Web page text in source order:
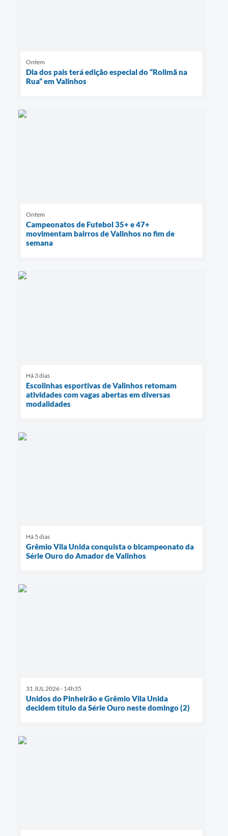
Ontem
Dia dos pais terá edição especial do “Rolimã na
Rua” em Valinhos
Ontem
Campeonatos de Futebol 35+ e 47+
movimentam bairros de Valinhos no fim de
semana
Há 3 dias
Escolinhas esportivas de Valinhos retomam
atividades com vagas abertas em diversas
modalidades
Há 5 dias
Grêmio Vila Unida conquista o bicampeonato da
Série Ouro do Amador de Valinhos
31 JUL 2026 - 14h35
Unidos do Pinheirão e Grêmio Vila Unida
decidem título da Série Ouro neste domingo (2)